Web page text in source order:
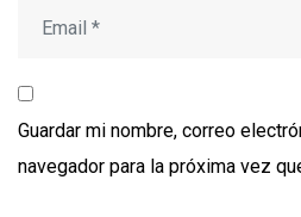
Guardar mi nombre, correo
navegador para la próxima vez